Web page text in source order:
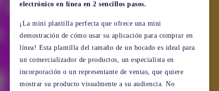
electrónico en línea en 2 sencillos pasos.
¡La mini plantilla perfecta que ofrece una mini
demostración de cómo usar su aplicación para comprar en
línea! Esta plantilla del tamaño de un bocado es ideal para
un comercializador de productos, un especialista en
incorporación o un representante de ventas, que quiere
mostrar su producto visualmente a su audiencia. No